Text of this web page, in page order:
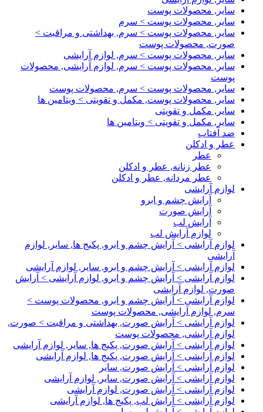
سایر, محصولات پوست
سایر, محصولات پوست > سرم
سایر, محصولات پوست > سرم, بهداشتی و مراقبت >
صورت, محصولات پوست
سایر, محصولات پوست > سرم, لوازم آرایشی
سایر, محصولات پوست > سرم, لوازم آرایشی, محصولات
پوست
سایر, محصولات پوست > سرم, محصولات پوست
سایر, محصولات پوست, مکمل و تقویتی > ویتامین ها
سایر, مکمل و تقویتی
سایر, مکمل و تقویتی > ویتامین ها
ضد آفتاب
عطر و ادکلن
عطر
عطر زنانه, عطر و ادکلن
عطر مردانه, عطر و ادکلن
لوازم آرایشی
آرایش چشم و ابرو
آرایش صورت
آرایش لب
لوازم آرایش لب
لوازم آرایشی > آرایش چشم و ابرو, پکیج ها, سایر, لوازم
آرایشی
لوازم آرایشی > آرایش چشم و ابرو, سایر, لوازم آرایشی
لوازم آرایشی > آرایش چشم و ابرو, لوازم آرایشی > آرایش
صورت, لوازم آرایشی
لوازم آرایشی > آرایش چشم و ابرو, محصولات پوست >
سرم, لوازم آرایشی, محصولات پوست
لوازم آرایشی > آرایش صورت, بهداشتی و مراقبت > صورت,
لوازم آرایشی, محصولات پوست
لوازم آرایشی > آرایش صورت, پکیج ها, سایر, لوازم آرایشی
لوازم آرایشی > آرایش صورت, پکیج ها, لوازم آرایشی
لوازم آرایشی > آرایش صورت, سایر
لوازم آرایشی > آرایش صورت, سایر, لوازم آرایشی
لوازم آرایشی > آرایش صورت, لوازم آرایشی
لوازم آرایشی > آرایش لب, پکیج ها, لوازم آرایشی